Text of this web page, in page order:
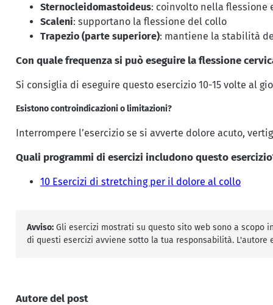
Sternocleidomastoideus: coinvolto nella flessione
Scaleni: supportano la flessione del collo
Trapezio (parte superiore): mantiene la stabilità
Con quale frequenza si può eseguire la flessione
Si consiglia di eseguire questo esercizio 10-15 volte al
Esistono controindicazioni o limitazioni?
Interrompere l’esercizio se si avverte dolore acuto,
Quali programmi di esercizi includono questo
10 Esercizi di stretching per il dolore al collo
Avviso: Gli esercizi mostrati su questo sito web sono a scopo
di questi esercizi avviene sotto la tua responsabilità.
Autore del post